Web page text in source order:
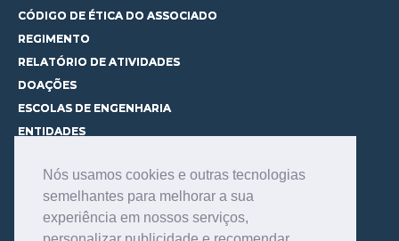
Nós usamos cookies e outras tecnologias
semelhantes para melhorar a sua
experiência em nossos serviços,
CÓDIGO DE ÉTICA DO ASSOCIADO
REGIMENTO
RELATÓRIO DE ATIVIDADES
DOAÇÕES
ESCOLAS DE ENGENHARIA
ENTIDADES
CURSOS
CONHEÇA OS CURSOS
CENTRAL DE MENTORIA